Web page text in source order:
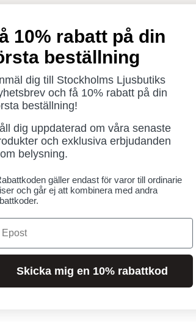
Öppettider
Måndag - Torsdag: 11-18
Fredag - Lördag: 11-16
Söndag: Stängt
Lördag 1/8 stängt
10% rabatt på din
beställning
dig till Stockholms Ljusbutiks
och få 10% rabatt på din
beställning!
dig uppdaterad om våra senaste
och exklusiva erbjudanden
belysning.
gäller endast för varor till ordinarie
och går ej att kombinera med andra
Skicka mig en 10% rabattkod